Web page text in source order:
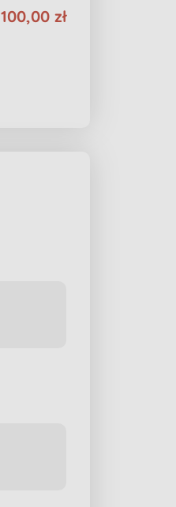
100,00 zł